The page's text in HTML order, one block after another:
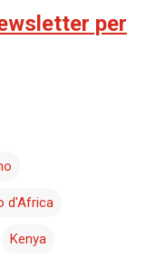
per
d'Africa
Kenya